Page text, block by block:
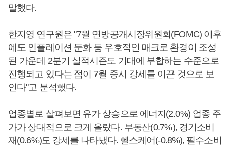
말했다.
한지영 연구원은 "7월 연방공개시장위원회(FOMC) 이후
에도 인플레이션 둔화 등 우호적인 매크로 환경이 조성
된 가운데 2분기 실적시즌도 기대에 부합하는 수준으로
진행되고 있다는 점이 7월 증시 강세를 이끈 것으로 보
인다"고 분석했다.
업종별로 살펴보면 유가 상승으로 에너지(2.0%) 업종 주
가가 상대적으로 크게 올랐다. 부동산(0.7%), 경기소비
재(0.6%)도 강세를 나타냈다. 헬스케어(-0.8%), 필수소비